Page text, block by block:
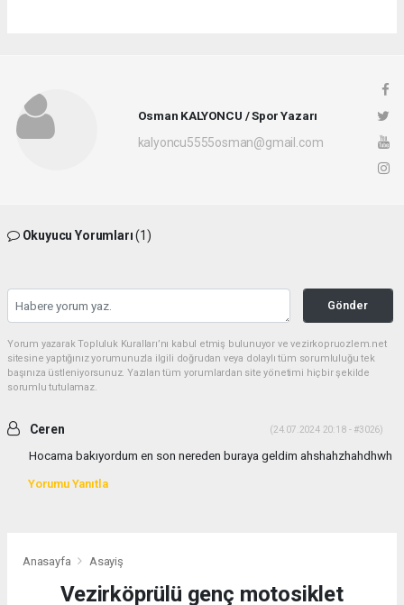
Osman KALYONCU / Spor Yazarı
kalyoncu5555osman@gmail.com
Okuyucu Yorumları(1)
Gönder
Yorum yazarak Topluluk Kuralları’nı kabul etmiş bulunuyor ve vezirkopruozlem.net
sitesine yaptığınız yorumunuzla ilgili doğrudan veya dolaylı tüm sorumluluğu tek
başınıza üstleniyorsunuz. Yazılan tüm yorumlardan site yönetimi hiçbir şekilde
sorumlu tutulamaz.
Ceren (24.07.2024 20:18 - #3026)
Hocama bakıyordum en son nereden buraya geldim ahshahzhahdhwh
Yorumu Yanıtla
Anasayfa Asayiş
Vezirköprülü genç motosiklet